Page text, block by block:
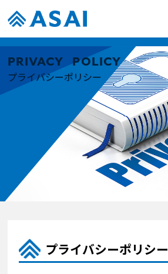
PRIVACY POLICY
プライバシーポリシー
プライバシーポリシー